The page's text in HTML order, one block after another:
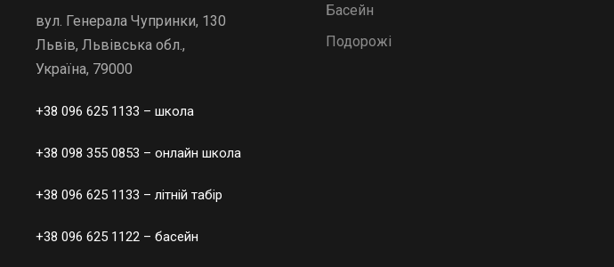
вул. Генерала Чупринки, 130
Львів, Львівська обл.,
Україна, 79000
+38 096 625 1133 – школа
+38 098 355 0853 – онлайн школа
+38 096 625 1133 – літній табір
+38 096 625 1122 – басейн
Басейн
Подорожі